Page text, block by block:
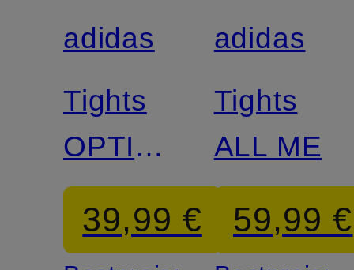
Zertifiziert
adidas
Tights
OPTIME
POWER
39,99 €
Zertifiziert
adidas
Tights
ALL ME
59,99 €